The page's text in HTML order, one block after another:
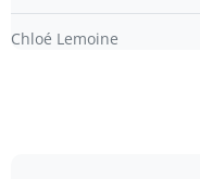
Chloé Lemoine